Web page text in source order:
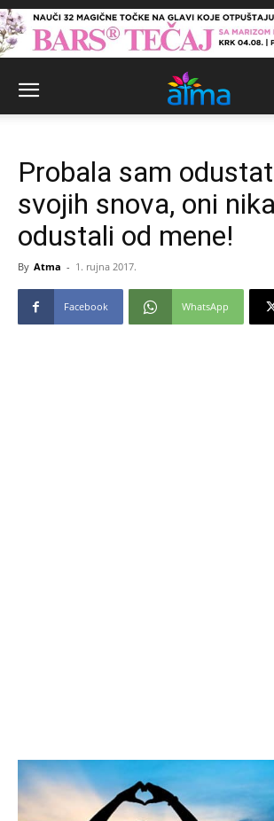
Probala sam
svojih snova, oni
odustali od mene!
By Atma - 1. rujna 2017.
Facebook WhatsApp